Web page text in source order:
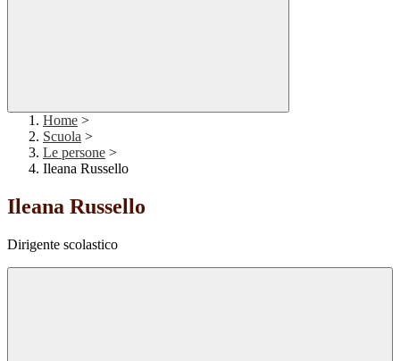
Home >
Scuola >
Le persone >
Ileana Russello
Ileana Russello
Dirigente scolastico